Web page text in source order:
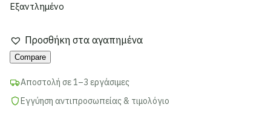
Εξαντλημένο
Προσθήκη στα αγαπημένα
Compare
Αποστολή σε 1–3 εργάσιμες
Εγγύηση αντιπροσωπείας & τιμολόγιο